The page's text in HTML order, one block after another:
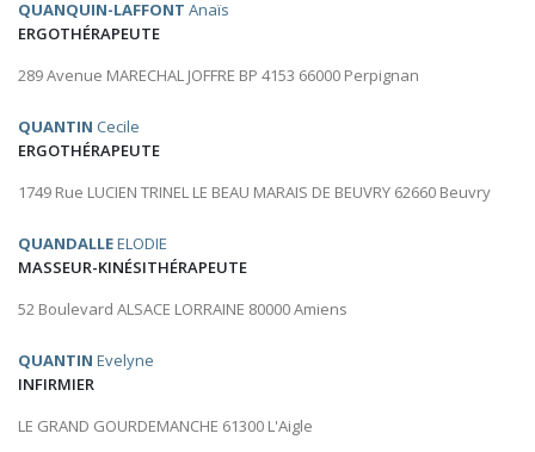
QUANQUIN-LAFFONT Anaïs
ERGOTHÉRAPEUTE
289 Avenue MARECHAL JOFFRE BP 4153 66000 Perpignan
QUANTIN Cecile
ERGOTHÉRAPEUTE
1749 Rue LUCIEN TRINEL LE BEAU MARAIS DE BEUVRY 62660 Beuvry
QUANDALLEELODIE
MASSEUR-KINÉSITHÉRAPEUTE
52 Boulevard ALSACE LORRAINE 80000 Amiens
QUANTIN Evelyne
INFIRMIER
LE GRAND GOURDEMANCHE 61300 L'Aigle